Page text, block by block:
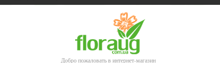
Добро пожаловать в интернет-магазин